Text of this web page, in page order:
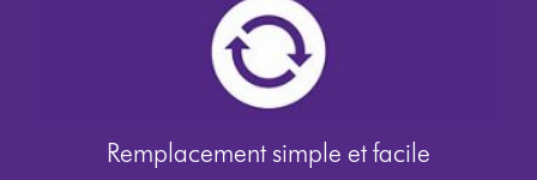
Remplacement simple et facile